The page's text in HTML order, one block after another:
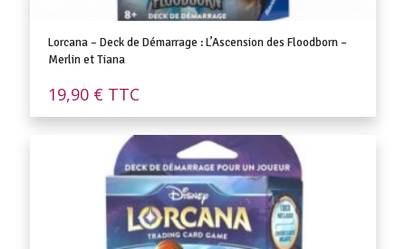
Lorcana – Deck de Démarrage : L’Ascension des Floodborn –
Merlin et Tiana
19,90 € TTC